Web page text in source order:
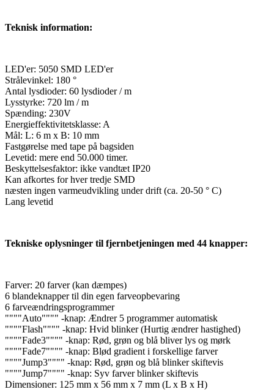
Teknisk information:
LED'er: 5050 SMD LED'er
Strålevinkel: 180 °
Antal lysdioder: 60 lysdioder / m
Lysstyrke: 720 lm / m
Spænding: 230V
Energieffektivitetsklasse: A
Mål: L: 6 m x B: 10 mm
Fastgørelse med tape på bagsiden
Levetid: mere end 50.000 timer.
Beskyttelsesfaktor: ikke vandtæt IP20
Kan afkortes for hver tredje SMD
næsten ingen varmeudvikling under drift (ca. 20-50 ° C)
Lang levetid
Tekniske oplysninger til fjernbetjeningen med 44 knapper:
Farver: 20 farver (kan dæmpes)
6 blandeknapper til din egen farveopbevaring
6 farveændringsprogrammer
""""Auto"""" -knap: Ændrer 5 programmer automatisk
""""Flash"""" -knap: Hvid blinker (Hurtig ændrer hastighed)
""""Fade3"""" -knap: Rød, grøn og blå bliver lys og mørk
""""Fade7"""" -knap: Blød gradient i forskellige farver
""""Jump3"""" -knap: Rød, grøn og blå blinker skiftevis
""""Jump7"""" -knap: Syv farver blinker skiftevis
Dimensioner: 125 mm x 56 mm x 7 mm (L x B x H)